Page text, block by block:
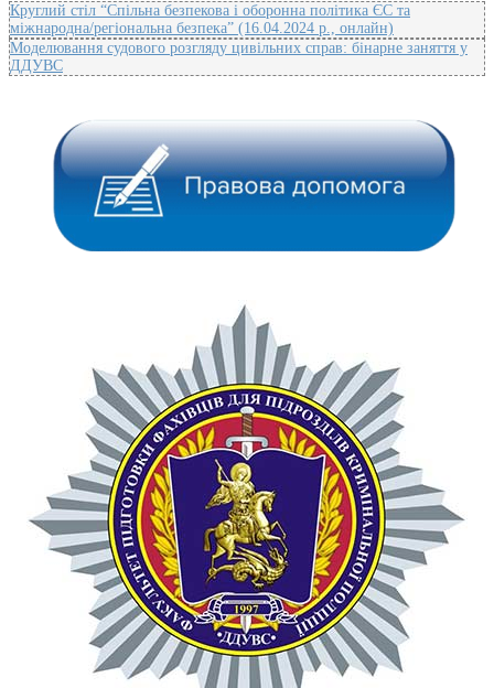
Круглий стіл “Спільна безпекова і оборонна політика ЄС та
міжнародна/регіональна безпека” (16.04.2024 р., онлайн)
Моделювання судового розгляду цивільних справ: бінарне заняття у
ДДУВС